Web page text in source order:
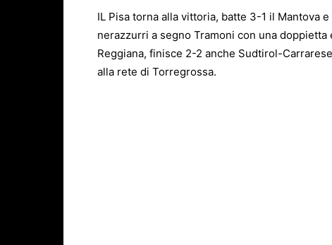
IL Pisa torna alla vittoria, batte 3-1 il Mantova
nerazzurri a segno Tramoni con una
Reggiana, finisce 2-2 anche Sudtirol-
alla rete di Torregrossa.